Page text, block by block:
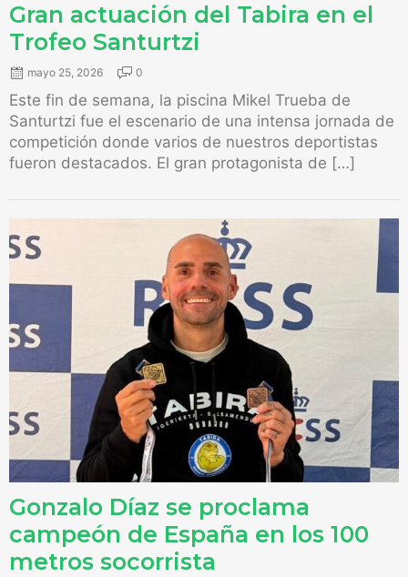
Gran actuación del Tabira en el
Trofeo Santurtzi
mayo 25, 2026 0
Este fin de semana, la piscina Mikel Trueba de
Santurtzi fue el escenario de una intensa jornada de
competición donde varios de nuestros deportistas
fueron destacados. El gran protagonista de […]
Gonzalo Díaz se proclama
campeón de España en los 100
metros socorrista